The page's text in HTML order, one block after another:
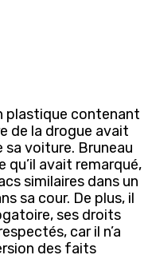
plastique contenant
de la drogue avait
voiture. Bruneau
qu’il avait remarqué,
similaires dans un
sa cour. De plus, il
ses droits
car il n’a
des faits